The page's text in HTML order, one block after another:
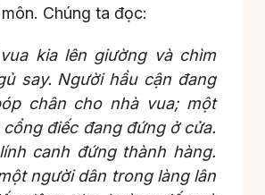
Chúng ta đọc:
kia lên giường và chìm
say. Người hầu cận đang
chân cho nhà vua; một
điếc đang đứng ở cửa.
canh đứng thành hàng.
người dân trong làng lân